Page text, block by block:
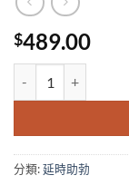
$489.00
分類:延時助勃